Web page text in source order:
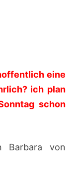
eine
ich plan
schon
Barbara von